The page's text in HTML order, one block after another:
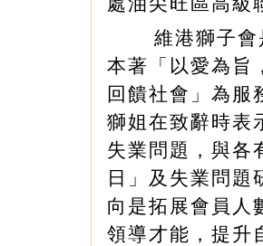
維港獅子會
本著「以愛為旨
回饋社會」為服
獅姐在致辭時表
失業問題，與各
日」及失業問題
向是拓展會員人
領導才能，提升